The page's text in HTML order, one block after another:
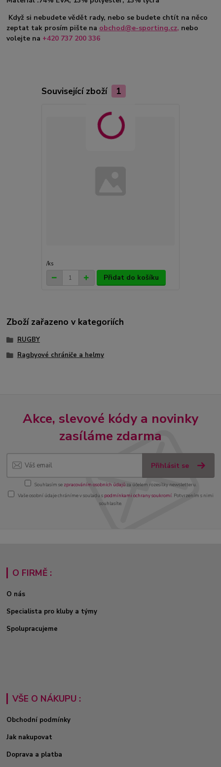
Když si nebudete vědět rady, nebo se budete chtít na něco
zeptat tak prosím pište na obchod@e-sporting.cz, nebo
volejte na +420 737 200 336
Související zboží 1
/ks
Přidat do košíku
Zboží zařazeno v kategoriích
RUGBY
Ragbyové chrániče a helmy
Akce, slevové kódy a novinky
zasíláme zdarma
Přihlásit se
Souhlasím se zpracováním osobních údajůza účelem rozesílky newsletteru.
Vaše osobní údaje chráníme v souladu s podmínkami ochrany soukromí. Potvrzením s nimi
souhlasíte.
O FIRMĚ :
O nás
Specialista pro kluby a týmy
Spolupracujeme
VŠE O NÁKUPU :
Obchodní podmínky
Jak nakupovat
Doprava a platba